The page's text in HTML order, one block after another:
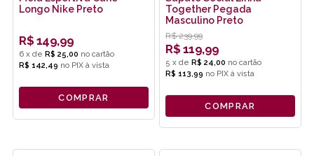
Longo Nike Preto
R$ 149,99
6 x de R$ 25,00
R$ 142,49 no PIX
COMPRAR
Together Pegada
Masculino Preto
R$ 239,99
R$ 119,99
5 x de R$ 24,00
R$ 113,99 no PIX
COMPRAR